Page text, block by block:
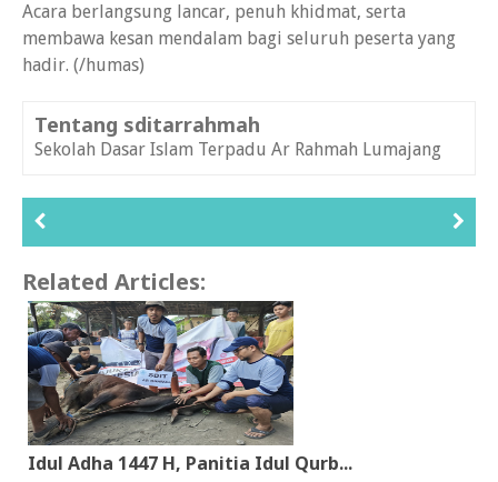
Acara berlangsung lancar, penuh khidmat, serta
membawa kesan mendalam bagi seluruh peserta yang
hadir. (/humas)
Tentang sditarrahmah
Sekolah Dasar Islam Terpadu Ar Rahmah Lumajang
Related Articles:
Idul Adha 1447 H, Panitia Idul Qurb...